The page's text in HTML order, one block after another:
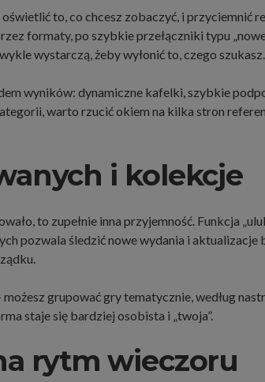
to, co chcesz zobaczyć, i przyciemnić
formaty, po szybkie przełączniki typu
wystarczą, żeby wyłonić to, czego szukasz.
wyników: dynamiczne kafelki, szybkie
warto rzucić okiem na kilka stron
i kolekcje
to zupełnie inna przyjemność. Funkcja
pozwala śledzić nowe wydania i aktualizacje
grupować gry tematycznie, według
staje się bardziej osobista i „twoja”.
rytm wieczoru